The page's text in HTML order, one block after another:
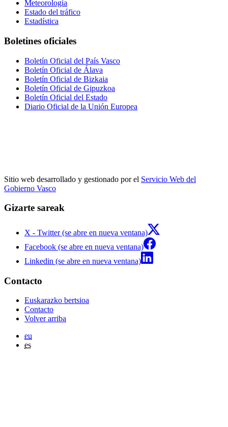
Meteorología
Estado del tráfico
Estadística
Boletines oficiales
Boletín Oficial del País Vasco
Boletín Oficial de Álava
Boletín Oficial de Bizkaia
Boletín Oficial de Gipuzkoa
Boletín Oficial del Estado
Diario Oficial de la Unión Europea
Sitio web desarrollado y gestionado por el Servicio Web del
Gobierno Vasco
Gizarte sareak
X - Twitter (se abre en nueva ventana)
Facebook (se abre en nueva ventana)
Linkedin (se abre en nueva ventana)
Contacto
Euskarazko bertsioa
Contacto
Volver arriba
eu
es